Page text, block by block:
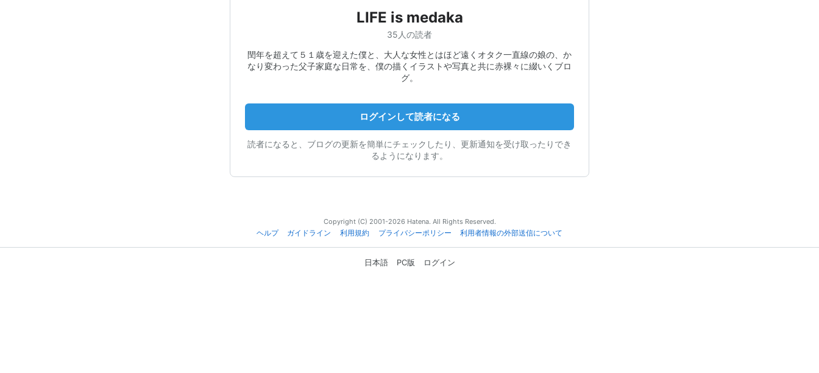
LIFE is medaka
35人の読者
閏年を超えて５１歳を迎えた僕と、大人な女性とはほど遠くオタク一直線の娘の、か
なり変わった父子家庭な日常を、僕の描くイラストや写真と共に赤裸々に綴いくブロ
グ。
ログインして読者になる
読者になると、ブログの更新を簡単にチェックしたり、更新通知を受け取ったりでき
るようになります。
Copyright (C) 2001-2026 Hatena. All Rights Reserved.
ヘルプ
ガイドライン 利用規約 プライバシーポリシー 利用者情報の外部送信について
日本語 PC版 ログイン